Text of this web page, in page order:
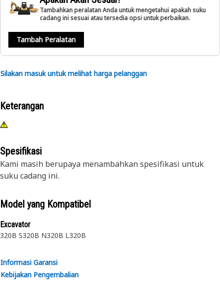
Tambahkan peralatan Anda untuk mengetahui apakah suku
cadang ini sesuai atau tersedia opsi untuk perbaikan.
Tambah Peralatan
Silakan masuk untuk melihat harga pelanggan
Keterangan
Spesifikasi
Kami masih berupaya menambahkan spesifikasi untuk
suku cadang ini.
Model yang Kompatibel
Excavator
320B S320B N320B L320B
Informasi Garansi
Kebijakan Pengembalian